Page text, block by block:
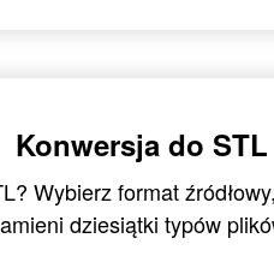
Konwersja do STL
Wybierz format
dziesiątki typów